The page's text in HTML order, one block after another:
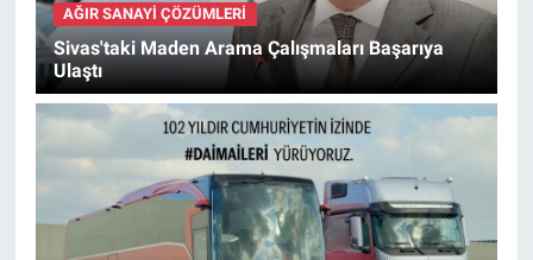
AĞIR SANAYI ÇÖZÜMLERI
Sivas'taki Maden Arama Çalışmaları Başarıya
Ulaştı